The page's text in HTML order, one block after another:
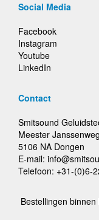
Social Media
Facebook
Instagram
Youtube
LinkedIn
Contact
Smitsound
Meester
5106 NA Dongen
E-mail:
Telefoon: +31-(0)6-
Bestellingen